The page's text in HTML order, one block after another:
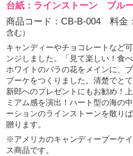
台紙：ラインストーン ブル
商品コード：CB-B-004 料金
含む）
キャンディーやチョコレートなど
ンジしました。「見て楽しい！食
ホワイトのバラの花をメインに、
ブーケをつくりました。清楚でと
新郎へのプレゼントにもお勧め！
ミアム感を演出！ハート型の海の
ーションのラインストーンを散り
贈ります。
※アメリカのキャンディーブーケ
ス商品です。